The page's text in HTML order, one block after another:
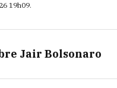
19h09.
Jair Bolsonaro